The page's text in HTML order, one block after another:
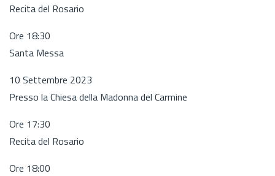
Recita del Rosario
Ore 18:30
Santa Messa
10 Settembre 2023
Presso la Chiesa della Madonna del Carmine
Ore 17:30
Recita del Rosario
Ore 18:00